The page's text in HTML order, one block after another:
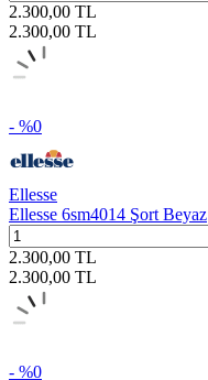
2.300,00 TL
2.300,00 TL
- %0
Ellesse
Ellesse 6sm4014 Şort Beyaz
2.300,00 TL
2.300,00 TL
- %0